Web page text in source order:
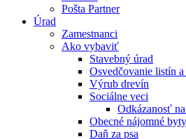
Pošta Partner
Úrad
Zamestnanci
Ako vybaviť
Stavebný úrad
Osvedčovanie listín
Výrub drevín
Sociálne veci
Odkázanosť
Obecné nájomné byty
Daň za psa